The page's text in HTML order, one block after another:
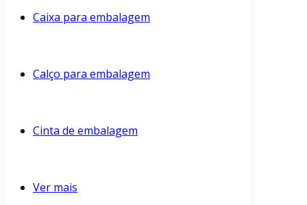
Caixa para embalagem
Calço para embalagem
Cinta de embalagem
Ver mais